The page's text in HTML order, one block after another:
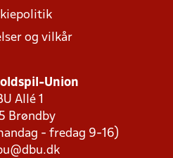
og vilkår
Union
Allé 1
Brøndby
- fredag 9-16)